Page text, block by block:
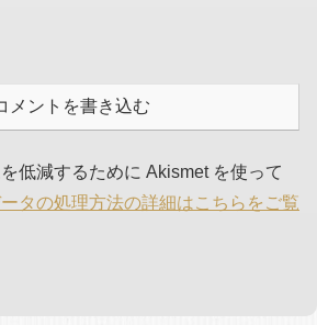
メントを書き込む
低減するために Akismet を使って
タの処理方法の詳細はこちらをご覧